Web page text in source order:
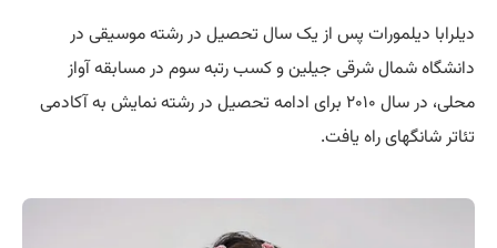
دیلرابا دیلمورات پس از یک سال تحصیل در رشته موسیقی در
دانشگاه شمال شرقی جیلین و کسب رتبه سوم در مسابقه آواز
محلی، در سال ۲۰۱۰ برای ادامه تحصیل در رشته نمایش به آکادمی
تئاتر شانگهای راه یافت.